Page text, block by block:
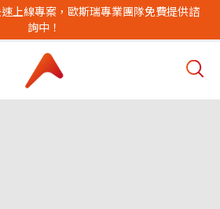
上線專案，歐斯瑞專業團隊免費提供諮
詢中！